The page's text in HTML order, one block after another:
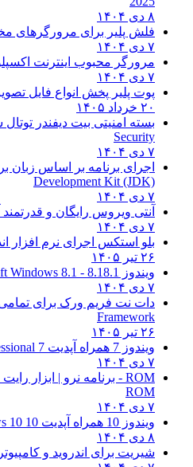
برای مرورگرهای مختلفPlayer
محبوب اینترنت اکسپلورر Explorer
پخش انواع فایل تصویری و صوتی
بیت دیفندر توتال سکوریتی
برنامه بر اساس زبان برنامه نویسی
Development Kit
رایگان و قدرتمند آویرا
اجرای نرم افزار اندروید در کام
فریم ورک برای تمامی ویندوزها
7 SP1 Professional
Windows 10
اندروید و کامپیوترSHAREit